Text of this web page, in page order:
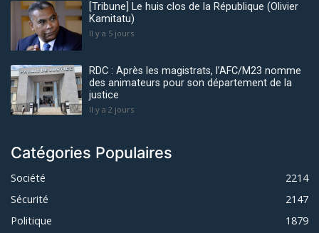
[Tribune] Le huis clos de la République (Olivier
Kamitatu)
Il y a 5 jours
RDC : Après les magistrats, l’AFC/M23 nomme
des animateurs pour son département de la
justice
Il y a 2 jours
Catégories Populaires
Société
2214
Sécurité
2147
Politique
1879